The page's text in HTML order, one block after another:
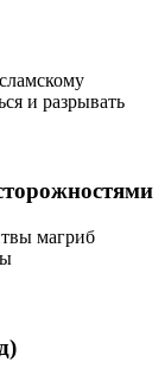
и разрывать
магриб